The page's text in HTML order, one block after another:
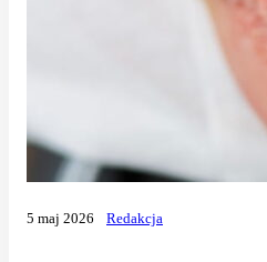
5 maj 2026 Redakcja